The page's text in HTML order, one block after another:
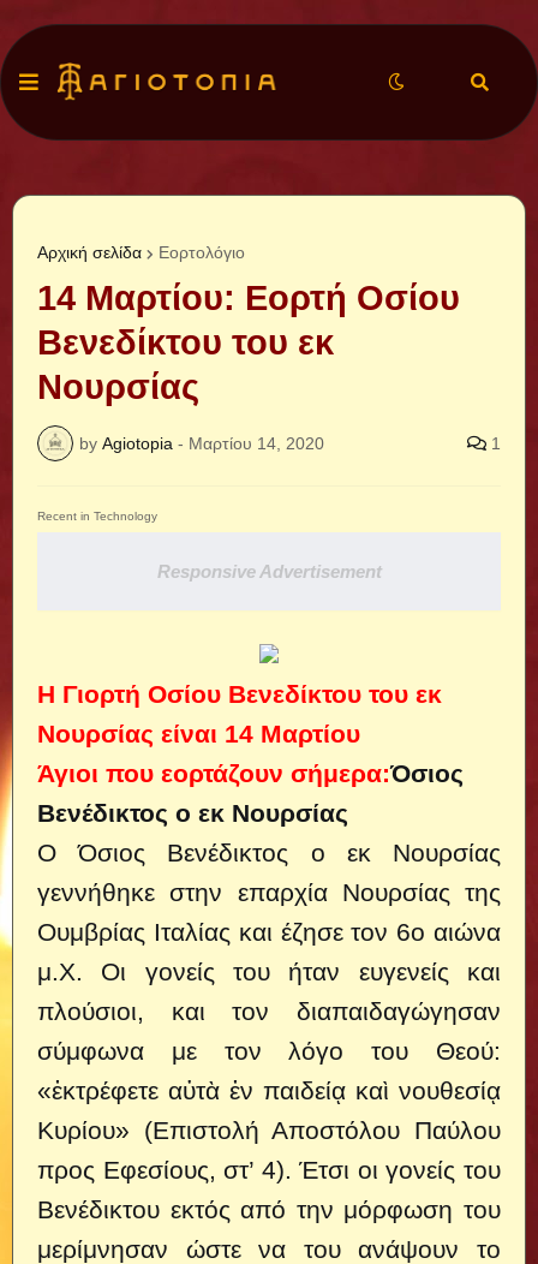
Αρχική σελίδα Εορτολόγιο
14 Μαρτίου: Εορτή Οσίου
Βενεδίκτου του εκ
Νουρσίας
by Agiotopia - Μαρτίου 14, 2020 1
Recent in Technology
Responsive Advertisement
Η Γιορτή Οσίου Βενεδίκτου του εκ
Νουρσίας είναι 14 Μαρτίου
Άγιοι που εορτάζουν σήμερα:Όσιος
Βενέδικτος ο εκ Νουρσίας
Ο Όσιος Βενέδικτος ο εκ Νουρσίας
γεννήθηκε στην επαρχία Νουρσίας της
Ουμβρίας Ιταλίας και έζησε τον 6ο αιώνα
μ.Χ. Οι γονείς του ήταν ευγενείς και
πλούσιοι, και τον διαπαιδαγώγησαν
σύμφωνα με τον λόγο του Θεού:
«ἐκτρέφετε αὐτὰ ἐν παιδείᾳ καὶ νουθεσίᾳ
Κυρίου» (Επιστολή Αποστόλου Παύλου
προς Εφεσίους, στ’ 4). Έτσι οι γονείς του
Βενέδικτου εκτός από την μόρφωση του
μερίμνησαν ώστε να του ανάψουν το